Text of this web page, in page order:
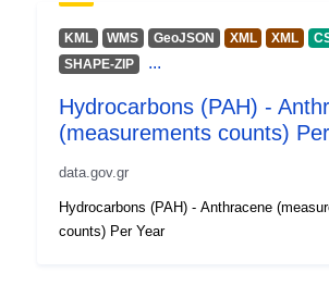
Tipo: Point
_all_years
hcmr-wms-
KML WMS GeoJSON XML XML
SHAPE-ZIP
...
Hydrocarbons (PAH) -
(measurements counts)
data.gov.gr
Hydrocarbons (PAH) - Anthracene
counts) Per Year